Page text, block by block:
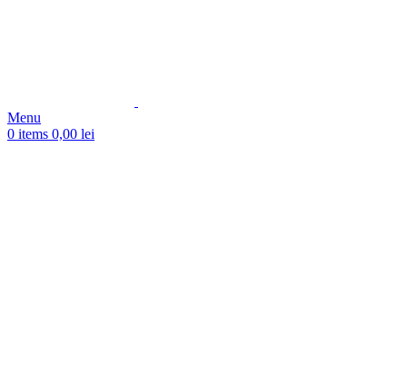
Menu
0 items 0,00 lei